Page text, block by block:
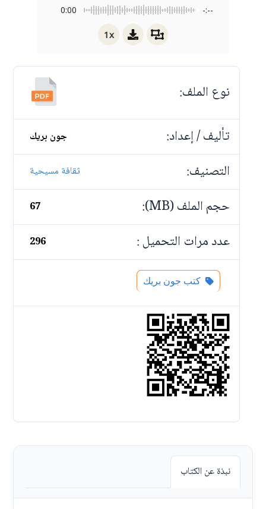
0:00 -:--
1x
نوع الملف:
تأليف / إعداد:
جون بريك
التصنيف: ثقافة مسيحية
حجم الملف (MB): 67
عدد مرات التحميل : 296
كتب جون بريك
نبذة عن الكتاب